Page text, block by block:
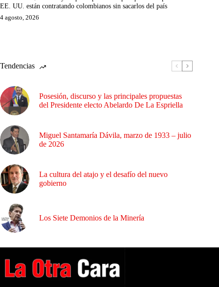
EE. UU. están contratando colombianos sin sacarlos del país
4 agosto, 2026
Tendencias
Posesión, discurso y las principales propuestas
del Presidente electo Abelardo De La Espriella
Miguel Santamaría Dávila, marzo de 1933 – julio
de 2026
La cultura del atajo y el desafío del nuevo
gobierno
Los Siete Demonios de la Minería